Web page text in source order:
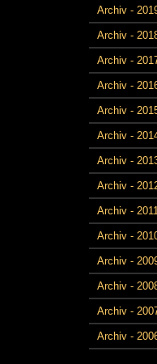
Archiv -
Archiv -
Archiv -
Archiv -
Archiv -
Archiv -
Archiv -
Archiv -
Archiv -
Archiv -
Archiv -
Archiv -
Archiv -
Archiv -